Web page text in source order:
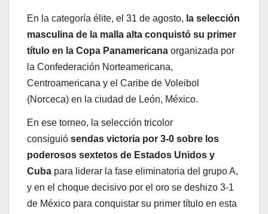
En la categoría élite, el 31 de agosto, la selección
masculina de la malla alta conquistó su primer
título en la Copa Panamericana organizada por
la Confederación Norteamericana,
Centroamericana y el Caribe de Voleibol
(Norceca) en la ciudad de León, México.
En ese torneo, la selección tricolor
consiguió sendas victoria por 3-0 sobre los
poderosos sextetos de Estados Unidos y
Cuba para liderar la fase eliminatoria del grupo A,
y en el choque decisivo por el oro se deshizo 3-1
de México para conquistar su primer título en esta